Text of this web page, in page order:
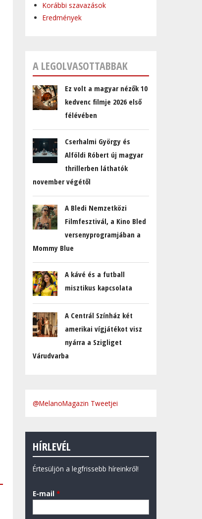
Korábbi szavazások
Eredmények
A LEGOLVASOTTABBAK
Ez volt a magyar nézők 10
kedvenc filmje 2026 első
félévében
Cserhalmi György és
Alföldi Róbert új magyar
thrillerben láthatók
november végétől
A Bledi Nemzetközi
Filmfesztivál, a Kino Bled
versenyprogramjában a
Mommy Blue
A kávé és a futball
misztikus kapcsolata
A Centrál Színház két
amerikai vígjátékot visz
nyárra a Szigliget
Várudvarba
@MelanoMagazin Tweetjei
HÍRLEVÉL
Értesüljön a legfrissebb híreinkről!
E-mail *